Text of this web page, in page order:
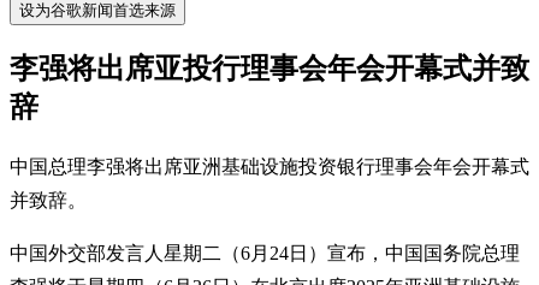
设为谷歌新闻首选来源
李强将出席亚投行理事会年会开幕式并致
辞
中国总理李强将出席亚洲基础设施投资银行理事会年会开幕式
并致辞。
中国外交部发言人星期二（6月24日）宣布，中国国务院总理